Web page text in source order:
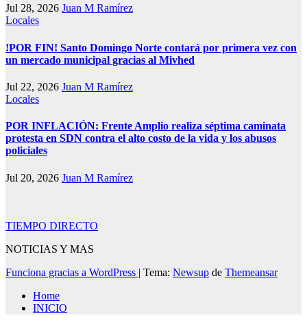
Jul 28, 2026 Juan M Ramírez
Locales
!POR FIN! Santo Domingo Norte contará por primera vez con
un mercado municipal gracias al Mivhed
Jul 22, 2026 Juan M Ramírez
Locales
POR INFLACIÓN: Frente Amplio realiza séptima caminata
protesta en SDN contra el alto costo de la vida y los abusos
policiales
Jul 20, 2026 Juan M Ramírez
TIEMPO DIRECTO
NOTICIAS Y MAS
Funciona gracias a WordPress | Tema: Newsup de Themeansar
Home
INICIO